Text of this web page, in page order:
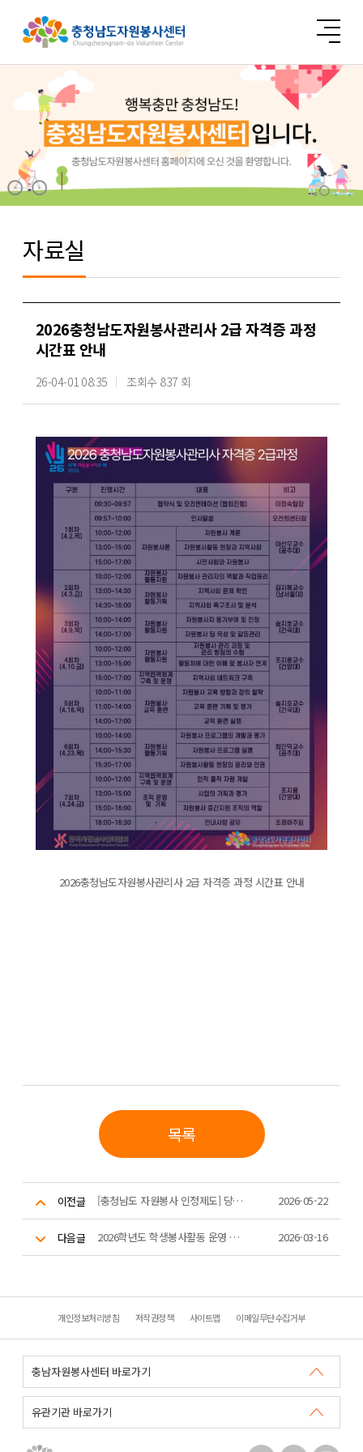
자료실
2026충청남도자원봉사관리사 2급 자격증 과정
시간표 안내
26-04-01 08:35 조회수 837 회
2026충청남도자원봉사관리사 2급 자격증 과정 시간표 안내
목록
이전글 [충청남도 자원봉사 인정제도] 당신의 자원봉사 시간을 인정하는 제도가 있습니다! 2026-05-22
다음글 2026학년도 학생봉사활동 운영 계획 2026-03-16
개인정보처리방침 저작권정책 사이트맵 이메일무단수집거부